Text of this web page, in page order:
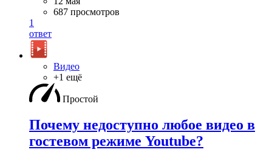
687 просмотров
1
ответ
Видео
+1 ещё
Простой
Почему недоступно любое видео в
гостевом режиме Youtube?